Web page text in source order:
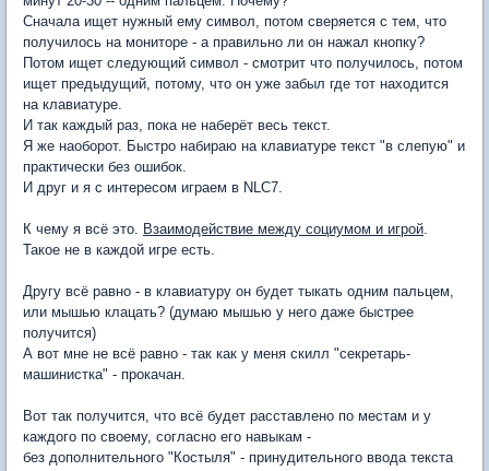
Сначала ищет нужный ему символ, потом сверяется с тем, что
получилось на мониторе - а правильно ли он нажал кнопку?
Потом ищет следующий символ - смотрит что получилось, потом
ищет предыдущий, потому, что он уже забыл где тот находится
на клавиатуре.
И так каждый раз, пока не наберёт весь текст.
Я же наоборот. Быстро набираю на клавиатуре текст "в слепую" и
практически без ошибок.
И друг и я c интересом играем в NLC7.
К чему я всё это. Взаимодействие между социумом и игрой.
Такое не в каждой игре есть.
Другу всё равно - в клавиатуру он будет тыкать одним пальцем,
или мышью клацать? (думаю мышью у него даже быстрее
получится)
А вот мне не всё равно - так как у меня скилл "секретарь-
машинистка" - прокачан.
Вот так получится, что всё будет расставлено по местам и у
каждого по своему, согласно его навыкам -
без дополнительного "Костыля" - принудительного ввода текста